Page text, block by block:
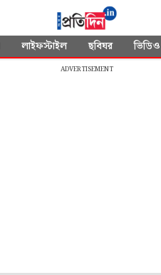
লাইফস্টাইল ছবিঘর ভিডিও
ADVERTISEMENT